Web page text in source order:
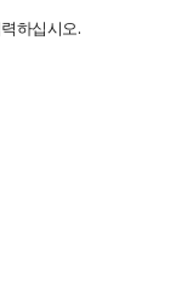
하십시오.